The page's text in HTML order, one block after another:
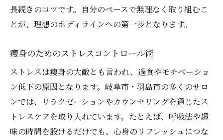
長続きのコツです。自分のペースで無理なく取り組むこ
とが、理想のボディラインへの第一歩となります。
痩身のためのストレスコントロール術
ストレスは痩身の大敵とも言われ、過食やモチベーショ
ン低下の原因となります。岐阜市・羽島市の多くのサロ
ンでは、リラクゼーションやカウンセリングを通じたス
トレスケアを取り入れています。たとえば、呼吸法や趣
味の時間を設けるだけでも、心身のリフレッシュにつな